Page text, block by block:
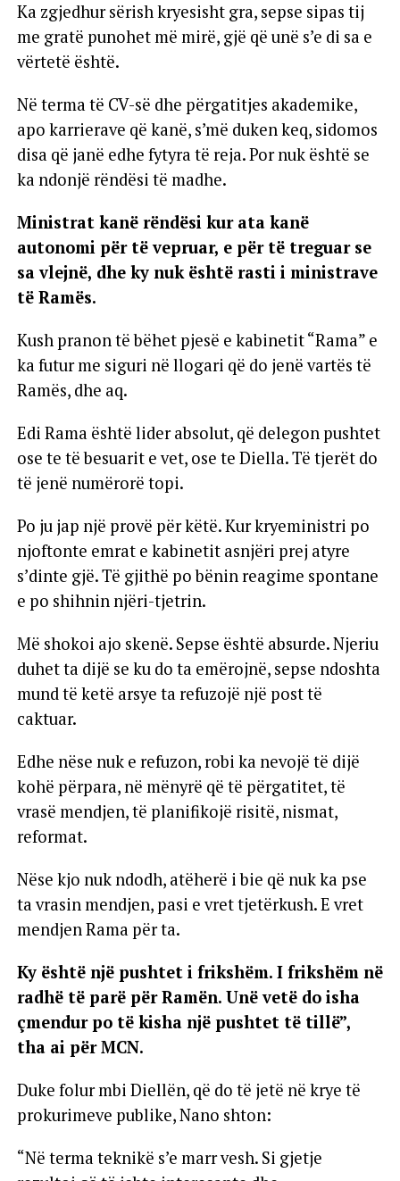
Ka zgjedhur sërish kryesisht gra, sepse sipas tij
me gratë punohet më mirë, gjë që unë s’e di sa e
vërtetë është.
Në terma të CV-së dhe përgatitjes akademike,
apo karrierave që kanë, s’më duken keq, sidomos
disa që janë edhe fytyra të reja. Por nuk është se
ka ndonjë rëndësi të madhe.
Ministrat kanë rëndësi kur ata kanë
autonomi për të vepruar, e për të treguar se
sa vlejnë, dhe ky nuk është rasti i ministrave
të Ramës.
Kush pranon të bëhet pjesë e kabinetit “Rama” e
ka futur me siguri në llogari që do jenë vartës të
Ramës, dhe aq.
Edi Rama është lider absolut, që delegon pushtet
ose te të besuarit e vet, ose te Diella. Të tjerët do
të jenë numërorë topi.
Po ju jap një provë për këtë. Kur kryeministri po
njoftonte emrat e kabinetit asnjëri prej atyre
s’dinte gjë. Të gjithë po bënin reagime spontane
e po shihnin njëri-tjetrin.
Më shokoi ajo skenë. Sepse është absurde. Njeriu
duhet ta dijë se ku do ta emërojnë, sepse ndoshta
mund të ketë arsye ta refuzojë një post të
caktuar.
Edhe nëse nuk e refuzon, robi ka nevojë të dijë
kohë përpara, në mënyrë që të përgatitet, të
vrasë mendjen, të planifikojë risitë, nismat,
reformat.
Nëse kjo nuk ndodh, atëherë i bie që nuk ka pse
ta vrasin mendjen, pasi e vret tjetërkush. E vret
mendjen Rama për ta.
Ky është një pushtet i frikshëm. I frikshëm në
radhë të parë për Ramën. Unë vetë do isha
çmendur po të kisha një pushtet të tillë”,
tha ai për MCN.
Duke folur mbi Diellën, që do të jetë në krye të
prokurimeve publike, Nano shton:
“Në terma teknikë s’e marr vesh. Si gjetje